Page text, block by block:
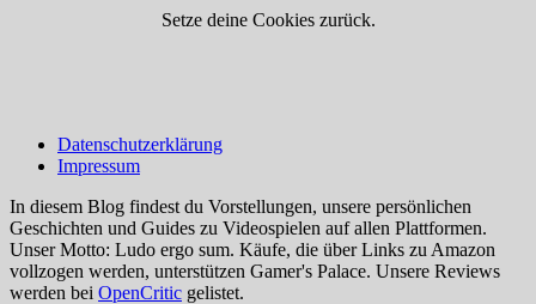
Setze deine Cookies zurück.
Datenschutzerklärung
Impressum
In diesem Blog findest du Vorstellungen, unsere persönlichen
Geschichten und Guides zu Videospielen auf allen Plattformen.
Unser Motto: Ludo ergo sum. Käufe, die über Links zu Amazon
vollzogen werden, unterstützen Gamer's Palace. Unsere Reviews
werden bei OpenCritic gelistet.